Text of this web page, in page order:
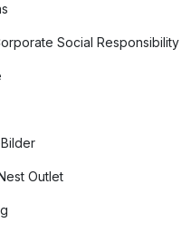
Social Responsibility
Outlet